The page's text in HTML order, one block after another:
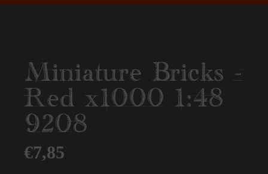
Miniature Bricks -
Red x1000 1:48
9208
€7,85